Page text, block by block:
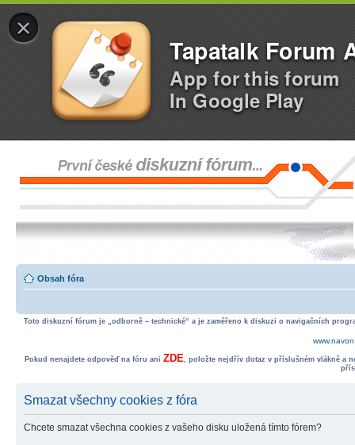
×
Tapatalk Forum
App for this forum
In Google Play
Obsah fóra
Toto diskuzní fórum je „odborně – technické“ a je zaměřeno k diskuzi o navigačních
Pokud nenajdete odpověď na fóru ani ZDE, položte nejdřív dotaz v příslušném vlákně a
Smazat všechny cookies z fóra
Chcete smazat všechna cookies z vašeho disku uložená tímto fórem?